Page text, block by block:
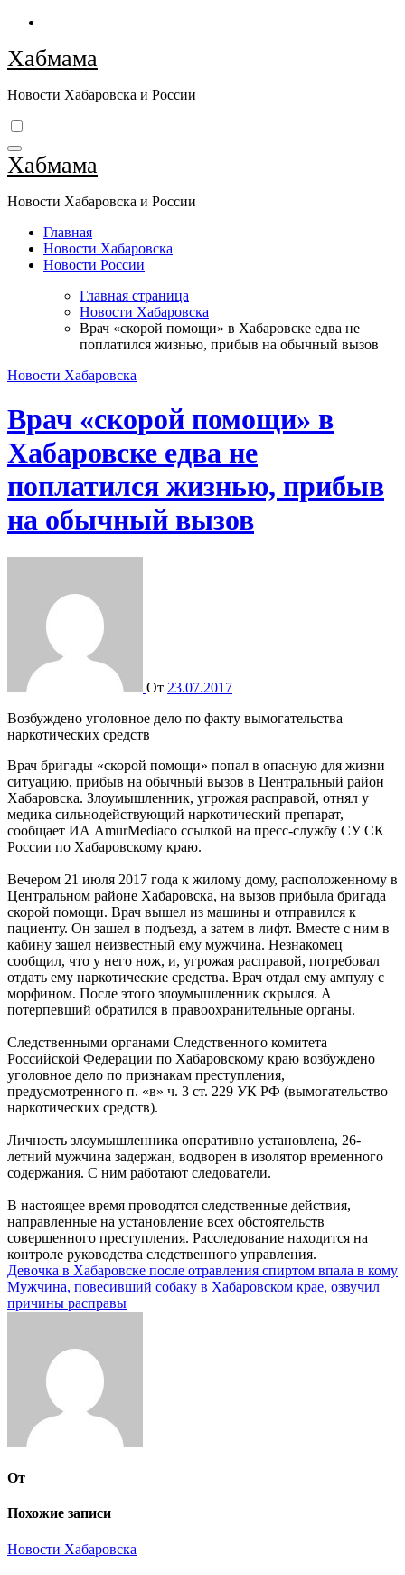
Перейти
содержимому
Хабмама
Новости Хабаровска и России
Хабмама
Новости Хабаровска и России
Главная
Новости Хабаровска
Новости России
Главная страница
Новости Хабаровска
Врач «скорой помощи» в Хабаровске едва не
поплатился жизнью, прибыв на обычный вызов
Новости Хабаровска
Врач «скорой помощи» в
Хабаровске едва не
поплатился жизнью, прибыв
на обычный вызов
От 23.07.2017
Возбуждено уголовное дело по факту вымогательства
наркотических средств
Врач бригады «скорой помощи» попал в опасную для жизни
ситуацию, прибыв на обычный вызов в Центральный район
Хабаровска. Злоумышленник, угрожая расправой, отнял у
медика сильнодействующий наркотический препарат,
сообщает ИА AmurMediaсо ссылкой на пресс-службу СУ СК
России по Хабаровскому краю.
Вечером 21 июля 2017 года к жилому дому, расположенному в
Центральном районе Хабаровска, на вызов прибыла бригада
скорой помощи. Врач вышел из машины и отправился к
пациенту. Он зашел в подъезд, а затем в лифт. Вместе с ним в
кабину зашел неизвестный ему мужчина. Незнакомец
сообщил, что у него нож, и, угрожая расправой, потребовал
отдать ему наркотические средства. Врач отдал ему ампулу с
морфином. После этого злоумышленник скрылся. А
потерпевший обратился в правоохранительные органы.
Следственными органами Следственного комитета
Российской Федерации по Хабаровскому краю возбуждено
уголовное дело по признакам преступления,
предусмотренного п. «в» ч. 3 ст. 229 УК РФ (вымогательство
наркотических средств).
Личность злоумышленника оперативно установлена, 26-
летний мужчина задержан, водворен в изолятор временного
содержания. С ним работают следователи.
В настоящее время проводятся следственные действия,
направленные на установление всех обстоятельств
совершенного преступления. Расследование находится на
контроле руководства следственного управления.
Навигация
по
Девочка в Хабаровске после отравления спиртом впала в кому
Мужчина, повесивший собаку в Хабаровском крае, озвучил
причины расправы
От
Похожие записи
Новости Хабаровска